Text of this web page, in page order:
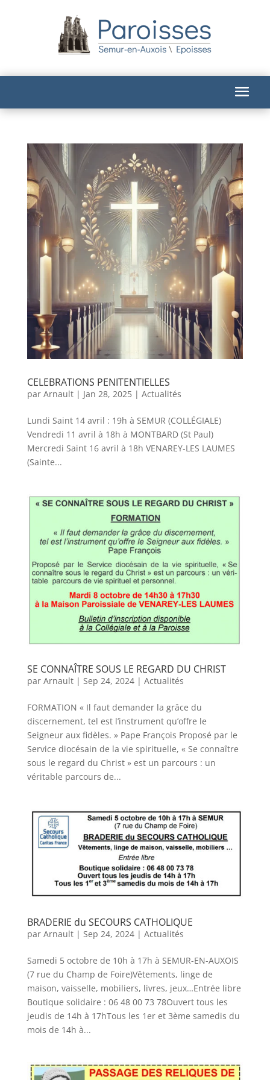
CELEBRATIONS PENITENTIELLES
par Arnault| Jan 28, 2025| Actualités
Lundi Saint 14 avril : 19h à SEMUR (COLLÉGIALE)
Vendredi 11 avril à 18h à MONTBARD (St Paul)
Mercredi Saint 16 avril à 18h VENAREY-LES LAUMES
(Sainte...
SE CONNAÎTRE SOUS LE REGARD DU CHRIST
par Arnault| Sep 24, 2024| Actualités
FORMATION « Il faut demander la grâce du
discernement, tel est l’instrument qu’offre le
Seigneur aux fidèles. » Pape François Proposé par le
Service diocésain de la vie spirituelle, « Se connaître
sous le regard du Christ » est un parcours : un
véritable parcours de...
BRADERIE du SECOURS CATHOLIQUE
par Arnault| Sep 24, 2024| Actualités
Samedi 5 octobre de 10h à 17h à SEMUR-EN-AUXOIS
(7 rue du Champ de Foire)Vêtements, linge de
maison, vaisselle, mobiliers, livres, jeux…Entrée libre
Boutique solidaire : 06 48 00 73 78Ouvert tous les
jeudis de 14h à 17hTous les 1er et 3ème samedis du
mois de 14h à...